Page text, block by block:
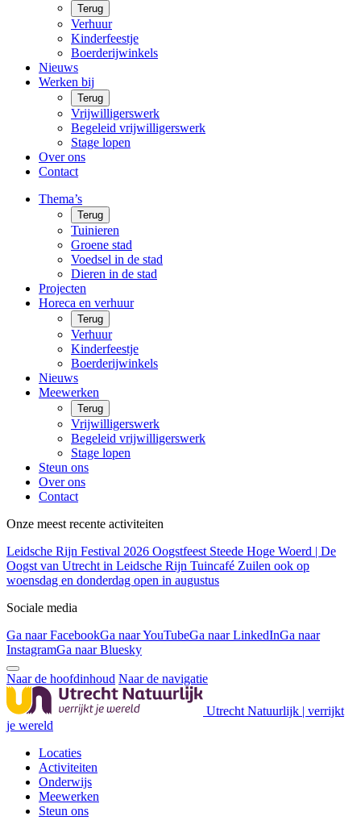
Terug
Verhuur
Kinderfeestje
Boerderijwinkels
Nieuws
Werken bij
Terug
Vrijwilligerswerk
Begeleid vrijwilligerswerk
Stage lopen
Over ons
Contact
Thema’s
Terug
Tuinieren
Groene stad
Voedsel in de stad
Dieren in de stad
Projecten
Horeca en verhuur
Terug
Verhuur
Kinderfeestje
Boerderijwinkels
Nieuws
Meewerken
Terug
Vrijwilligerswerk
Begeleid vrijwilligerswerk
Stage lopen
Steun ons
Over ons
Contact
Onze meest recente activiteiten
Leidsche Rijn Festival 2026 Oogstfeest Steede Hoge Woerd | De
Oogst van Utrecht in Leidsche Rijn Tuincafé Zuilen ook op
woensdag en donderdag open in augustus
Sociale media
Ga naar FacebookGa naar YouTubeGa naar LinkedInGa naar
InstagramGa naar Bluesky
Naar de hoofdinhoud Naar de navigatie
Utrecht Natuurlijk | verrijkt
je wereld
Locaties
Activiteiten
Onderwijs
Meewerken
Steun ons